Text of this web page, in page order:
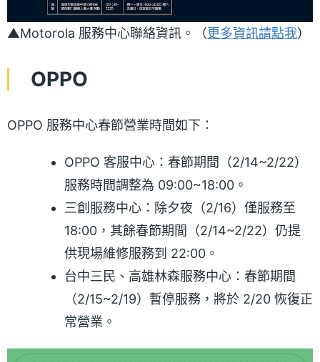
▲Motorola 服務中心聯絡資訊。（更多資訊請點我）
OPPO
OPPO 服務中心春節營業時間如下：
OPPO 客服中心：春節期間（2/14~2/22）
服務時間調整為 09:00~18:00。
三創服務中心：除夕夜（2/16）僅服務至
18:00，其餘春節期間（2/14~2/22）仍提
供現場維修服務到 22:00。
台中三民、高雄林森服務中心：春節期間
（2/15~2/19）暫停服務，將於 2/20 恢復正
常營業。